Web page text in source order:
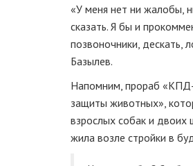
«У меня нет ни жалобы,
сказать. Я бы и
позвоночники, дескать,
Базылев.
Напомним, прораб
защиты животных»,
взрослых собак и двоих
жила возле стройки в